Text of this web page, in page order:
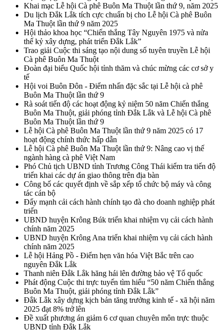
Khai mạc Lễ hội Cà phê Buôn Ma Thuột lần thứ 9, năm 2025
Du lịch Đắk Lắk tích cực chuẩn bị cho Lễ hội Cà phê Buôn
Ma Thuột lần thứ 9 năm 2025
Hội thảo khoa học “Chiến thắng Tây Nguyên 1975 và nửa
thế kỷ xây dựng, phát triển Đắk Lắk”
Trao giải Cuộc thi sáng tạo nội dung số tuyên truyền Lễ hội
Cà phê Buôn Ma Thuột
Đoàn đại biểu Quốc hội tỉnh thăm và chúc mừng các cơ sở y
tế
Hội voi Buôn Đôn - Điểm nhấn đặc sắc tại Lễ hội cà phê
Buôn Ma Thuột lần thứ 9
Rà soát tiến độ các hoạt động kỷ niệm 50 năm Chiến thắng
Buôn Ma Thuột, giải phóng tỉnh Đắk Lắk và Lễ hội Cà phê
Buôn Ma Thuột lần thứ 9
Lễ hội Cà phê Buôn Ma Thuột lần thứ 9 năm 2025 có 17
hoạt động chính thức hấp dẫn
Lễ hội Cà phê Buôn Ma Thuột lần thứ 9: Nâng cao vị thế
ngành hàng cà phê Việt Nam
Phó Chủ tịch UBND tỉnh Trương Công Thái kiểm tra tiến độ
triển khai các dự án giao thông trên địa bàn
Công bố các quyết định về sắp xếp tổ chức bộ máy và công
tác cán bộ
Đẩy mạnh cải cách hành chính tạo đà cho doanh nghiệp phát
triển
UBND huyện Krông Búk triển khai nhiệm vụ cải cách hành
chính năm 2025
UBND huyện Krông Ana triển khai nhiệm vụ cải cách hành
chính năm 2025
Lễ hội Hảng Pồ - Điểm hẹn văn hóa Việt Bắc trên cao
nguyên Đắk Lắk
Thanh niên Đắk Lắk hăng hái lên đường bảo vệ Tổ quốc
Phát động Cuộc thi trực tuyến tìm hiểu “50 năm Chiến thắng
Buôn Ma Thuột, giải phóng tỉnh Đắk Lắk”
Đắk Lắk xây dựng kịch bản tăng trưởng kinh tế - xã hội năm
2025 đạt 8% trở lên
Đề xuất phương án giảm 6 cơ quan chuyên môn trực thuộc
UBND tỉnh Đắk Lắk